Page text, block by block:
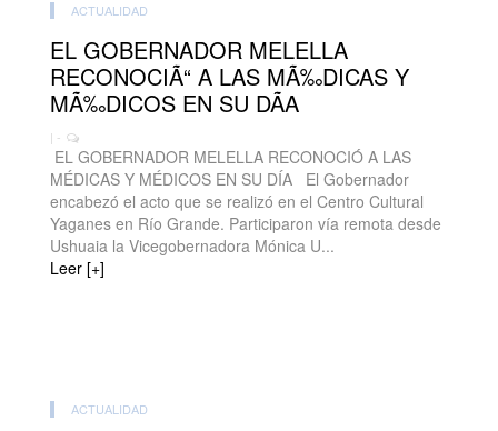
ACTUALIDAD
EL GOBERNADOR MELELLA
RECONOCIÃ“ A LAS MÃ‰DICAS Y
MÃ‰DICOS EN SU DÃA
| -
EL GOBERNADOR MELELLA RECONOCIÓ A LAS
MÉDICAS Y MÉDICOS EN SU DÍA El Gobernador
encabezó el acto que se realizó en el Centro Cultural
Yaganes en Río Grande. Participaron vía remota desde
Ushuaia la Vicegobernadora Mónica U...
Leer [+]
ACTUALIDAD